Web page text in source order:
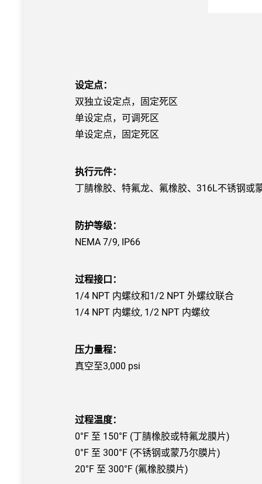
设定点：
双独立设定点，固定死区
单设定点，可调死区
单设定点，固定死区
执行元件：
丁腈橡胶、特氟龙、氟橡胶、316L不锈钢或
防护等级：
NEMA 7/9, IP66
过程接口：
1/4 NPT 内螺纹和1/2 NPT 外螺纹联合
1/4 NPT 内螺纹, 1/2 NPT 内螺纹
压力量程：
真空至3,000 psi
过程温度：
0°F 至 150°F (丁腈橡胶或特氟龙膜片)
0°F 至 300°F (不锈钢或蒙乃尔膜片)
20°F 至 300°F (氟橡胶膜片)